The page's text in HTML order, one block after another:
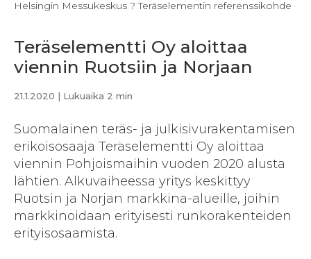
Helsingin Messukeskus ? Teräselementin referenssikohde
Teräselementti Oy aloittaa
viennin Ruotsiin ja Norjaan
21.1.2020 | Lukuaika 2 min
Suomalainen teräs- ja julkisivurakentamisen
erikoisosaaja Teräselementti Oy aloittaa
viennin Pohjoismaihin vuoden 2020 alusta
lähtien. Alkuvaiheessa yritys keskittyy
Ruotsin ja Norjan markkina-alueille, joihin
markkinoidaan erityisesti runkorakenteiden
erityisosaamista.